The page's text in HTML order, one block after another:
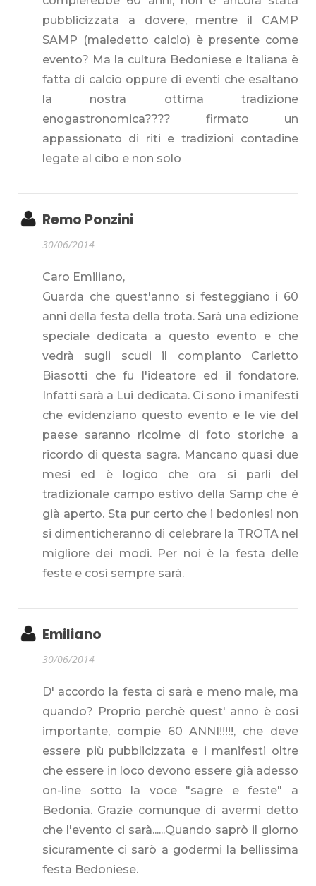
pubblicizzata a dovere, mentre il CAMP
SAMP (maledetto calcio) è presente come
evento? Ma la cultura Bedoniese e Italiana è
fatta di calcio oppure di eventi che esaltano
la nostra ottima tradizione
enogastronomica???? firmato un
appassionato di riti e tradizioni contadine
legate al cibo e non solo
Remo Ponzini
30/06/2014
Caro Emiliano,
Guarda che quest'anno si festeggiano i 60
anni della festa della trota. Sarà una edizione
speciale dedicata a questo evento e che
vedrà sugli scudi il compianto Carletto
Biasotti che fu l'ideatore ed il fondatore.
Infatti sarà a Lui dedicata. Ci sono i manifesti
che evidenziano questo evento e le vie del
paese saranno ricolme di foto storiche a
ricordo di questa sagra. Mancano quasi due
mesi ed è logico che ora si parli del
tradizionale campo estivo della Samp che è
già aperto. Sta pur certo che i bedoniesi non
si dimenticheranno di celebrare la TROTA nel
migliore dei modi. Per noi è la festa delle
feste e così sempre sarà.
Emiliano
30/06/2014
D' accordo la festa ci sarà e meno male, ma
quando? Proprio perchè quest' anno è cosi
importante, compie 60 ANNI!!!!!, che deve
essere più pubblicizzata e i manifesti oltre
che essere in loco devono essere già adesso
on-line sotto la voce "sagre e feste" a
Bedonia. Grazie comunque di avermi detto
che l'evento ci sarà......Quando saprò il giorno
sicuramente ci sarò a godermi la bellissima
festa Bedoniese.